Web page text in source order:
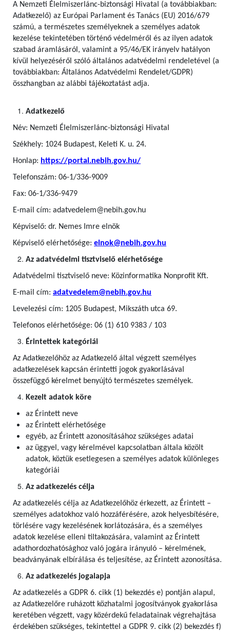
A Nemzeti Élelmiszerlánc-biztonsági Hivatal (a továbbiakban:
Adatkezelő) az Európai Parlament és Tanács (EU) 2016/679
számú, a természetes személyeknek a személyes adatok
kezelése tekintetében történő védelméről és az ilyen adatok
szabad áramlásáról, valamint a 95/46/EK irányelv hatályon
kívül helyezéséről szóló általános adatvédelmi rendeletével (a
továbbiakban: Általános Adatvédelmi Rendelet/GDPR)
összhangban az alábbi tájékoztatást adja.
Adatkezelő
Név: Nemzeti Élelmiszerlánc-biztonsági Hivatal
Székhely: 1024 Budapest, Keleti K. u. 24.
Honlap: https://portal.nebih.gov.hu/
Telefonszám: 06-1/336-9009
Fax: 06-1/336-9479
E-mail cím: adatvedelem@nebih.gov.hu
Képviselő: dr. Nemes Imre elnök
Képviselő elérhetősége: elnok@nebih.gov.hu
Az adatvédelmi tisztviselő elérhetősége
Adatvédelmi tisztviselő neve: Közinformatika Nonprofit Kft.
E-mail cím: adatvedelem@nebih.gov.hu
Levelezési cím: 1205 Budapest, Mikszáth utca 69.
Telefonos elérhetősége: 06 (1) 610 9383 / 103
Érintettek kategóriái
Az Adatkezelőhöz az Adatkezelő által végzett személyes
adatkezelések kapcsán érintetti jogok gyakorlásával
összefüggő kérelmet benyújtó természetes személyek.
Kezelt adatok köre
az Érintett neve
az Érintett elérhetősége
egyéb, az Érintett azonosításához szükséges adatai
az üggyel, vagy kérelmével kapcsolatban általa közölt
adatok, köztük esetlegesen a személyes adatok különleges
kategóriái
Az adatkezelés célja
Az adatkezelés célja az Adatkezelőhöz érkezett, az Érintett –
személyes adatokhoz való hozzáférésére, azok helyesbítésére,
törlésére vagy kezelésének korlátozására, és a személyes
adatok kezelése elleni tiltakozására, valamint az Érintett
adathordozhatósághoz való jogára irányuló – kérelmének,
beadványának elbírálása és teljesítése, az Érintett azonosítása.
Az adatkezelés jogalapja
Az adatkezelés a GDPR 6. cikk (1) bekezdés e) pontján alapul,
az Adatkezelőre ruházott közhatalmi jogosítványok gyakorlása
keretében végzett, vagy közérdekű feladatainak végrehajtása
érdekében szükséges, tekintettel a GDPR 9. cikk (2) bekezdés f)